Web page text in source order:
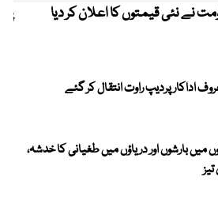
نے نئی قیمتوں کا اعلان کر دیا
اداکار پردیپ راوت انتقال کر گئے
گھنٹوں میں بارشوں اور دریاؤں میں طغیانی کا خدشہ،